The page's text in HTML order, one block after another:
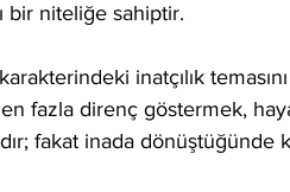
bir niteliğe sahiptir.
inatçılık
fazla direnç göstermek,
fakat inada dönüştüğünde